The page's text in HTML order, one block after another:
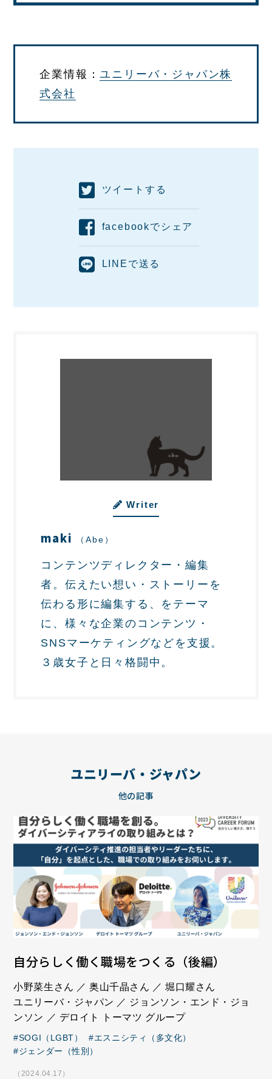
企業情報：ユニリーバ・ジャパン株
式会社
ツイートする
facebookでシェア
LINEで送る
Writer
maki （Abe）
コンテンツディレクター・編集
者。伝えたい想い・ストーリーを
伝わる形に編集する、をテーマ
に、様々な企業のコンテンツ・
SNSマーケティングなどを支援。
３歳女子と日々格闘中。
ユニリーバ・ジャパン
他の記事
自分らしく働く職場をつくる（後編）
小野菜生さん ／ 奥山千晶さん ／ 堀口耀さん
ユニリーバ・ジャパン ／ ジョンソン・エンド・ジョ
ンソン ／ デロイト トーマツ グループ
SOGI（LGBT）
エスニシティ（多文化）
ジェンダー（性別）
（2024.04.17）